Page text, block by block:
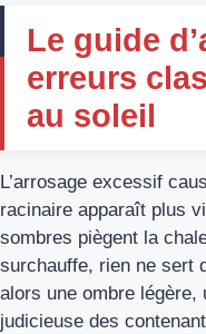
Le guide
erreurs
au soleil
L’arrosage excessif
racinaire apparaît plus
sombres piègent la
surchauffe, rien ne sert
alors une ombre légère,
judicieuse des